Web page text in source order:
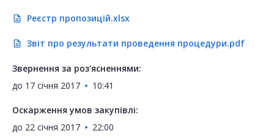
description Реєстр пропозицій.xlsx
description Звіт про результати проведення процедури.pdf
Звернення за роз'ясненнями:
до 17 січня 2017 10:41
Оскарження умов закупівлі:
до 22 січня 2017 22:00